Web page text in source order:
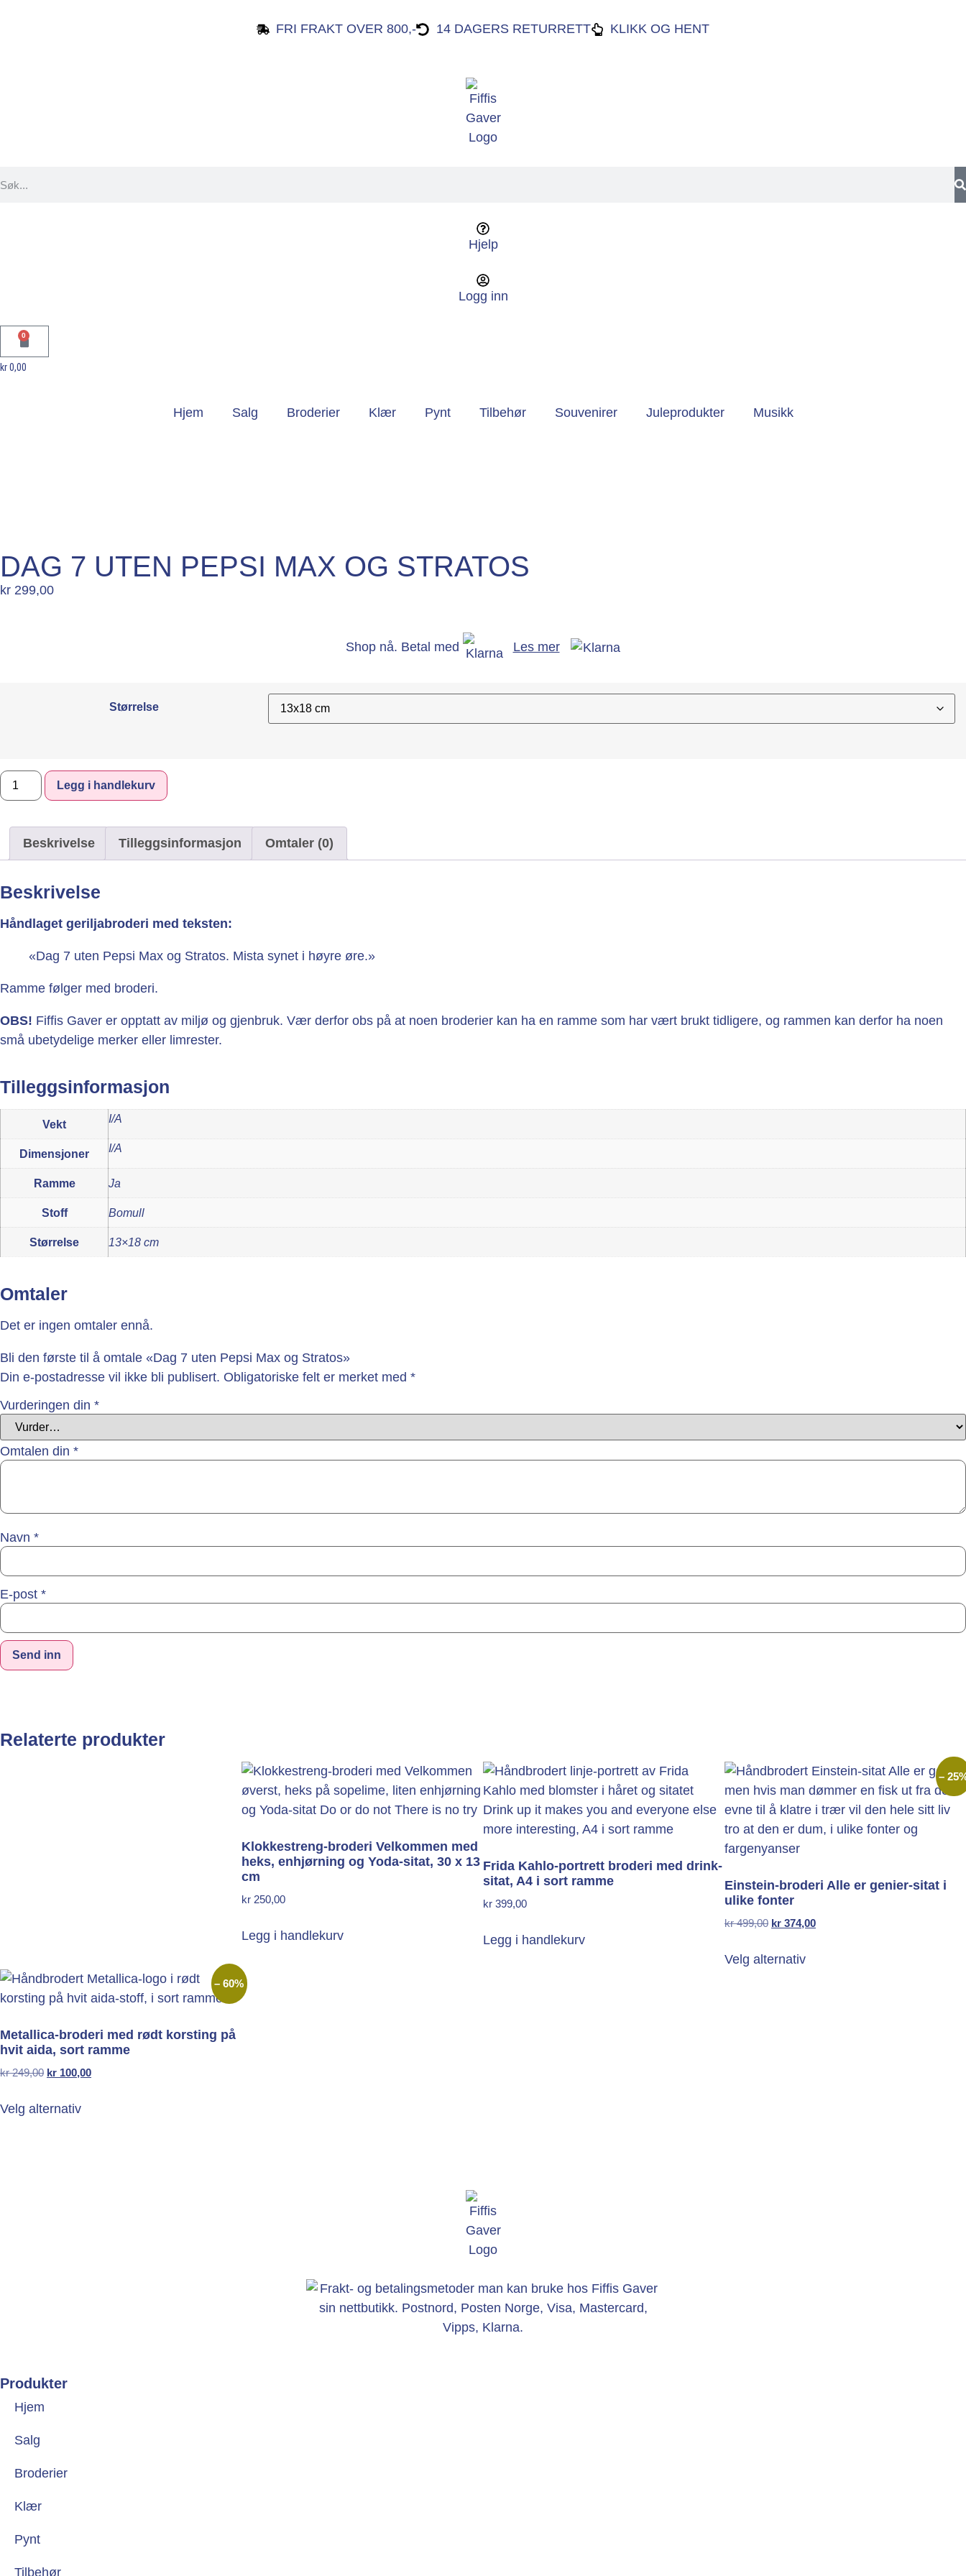
FRI FRAKT OVER 800,- 14 DAGERS RETURRETT KLIKK OG HENT
Hjelp
Logg inn
0
kr0,00
Hjem Salg Broderier Klær Pynt Tilbehør Souvenirer Juleprodukter Musikk
DAG 7 UTEN PEPSI MAX OG STRATOS
kr 299,00
Shop nå. Betal med Les mer
Størrelse
Legg i handlekurv
Beskrivelse Tilleggsinformasjon Omtaler (0)
Beskrivelse
Håndlaget geriljabroderi med teksten:
«Dag 7 uten Pepsi Max og Stratos. Mista synet i høyre øre.»
Ramme følger med broderi.
OBS! Fiffis Gaver er opptatt av miljø og gjenbruk. Vær derfor obs på at noen broderier kan ha en ramme som har vært brukt tidligere, og rammen kan derfor ha noen
små ubetydelige merker eller limrester.
Tilleggsinformasjon
Vekt I/A
Dimensjoner I/A
Ramme Ja
Stoff Bomull
Størrelse 13×18 cm
Omtaler
Det er ingen omtaler ennå.
Bli den første til å omtale «Dag 7 uten Pepsi Max og Stratos»
Din e-postadresse vil ikke bli publisert. Obligatoriske felt er merket med *
Vurderingen din *
Omtalen din *
Navn *
E-post *
Relaterte produkter
Klokkestreng-broderi Velkommen med
heks, enhjørning og Yoda-sitat, 30 x 13
cm
kr 250,00
Legg i handlekurv
Frida Kahlo-portrett broderi med drink-
sitat, A4 i sort ramme
kr 399,00
Legg i handlekurv
–
Einstein-broderi Alle er genier-sitat i
ulike fonter
kr499,00 kr 374,00
Velg alternativ
– 60%
Metallica-broderi med rødt korsting på
hvit aida, sort ramme
kr249,00 kr 100,00
Velg alternativ
Produkter
Hjem
Salg
Broderier
Klær
Pynt
Tilbehør